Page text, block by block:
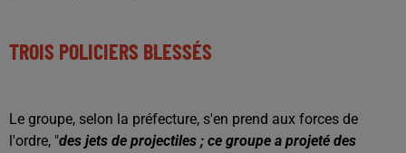
TROIS POLICIERS BLESSÉS
Le groupe, selon la préfecture, s'en prend aux forces de
l'ordre, "des jets de projectiles ; ce groupe a projeté des